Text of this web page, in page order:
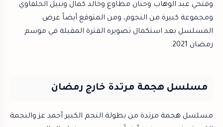
وفتحي عبد الوهاب وحنان مطاوع وخالد كمال ونبيل الحلفاوي
ومجموعة كبيرة من النجوم، ومن المتوقع أيضاً عرض
المسلسل بعد استكمال تصويره الفترة المقبلة في موسم
رمضان 2021.
مسلسل هجمة مرتدة خارج رمضان
مسلسل هجمة مرتدة من بطولة النجم الكبير أحمد عز والنجمة